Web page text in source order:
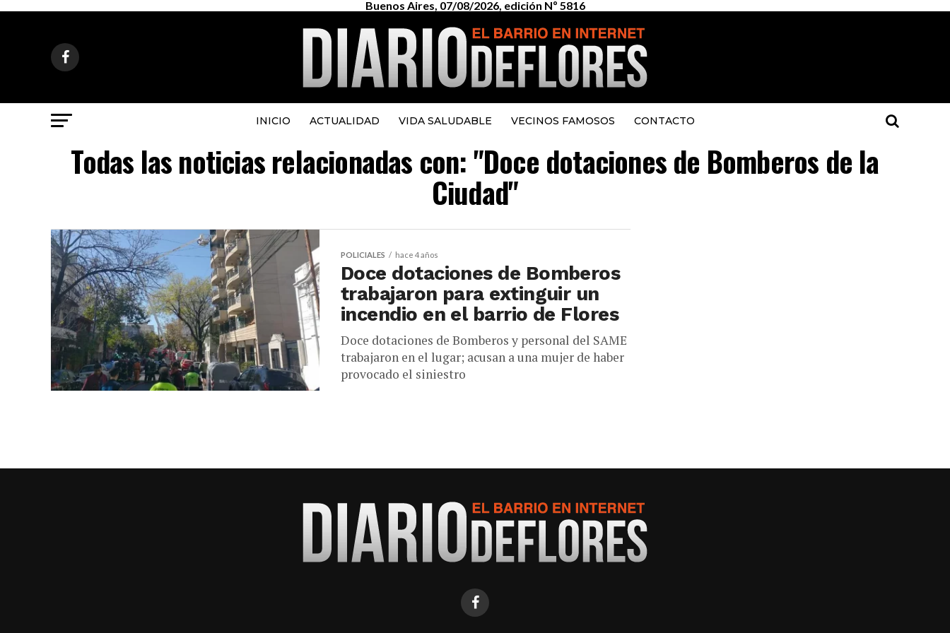
Buenos Aires, 07/08/2026, edición Nº 5816
INICIO ACTUALIDAD VIDA SALUDABLE VECINOS FAMOSOS CONTACTO
Todas las noticias relacionadas con: "Doce dotaciones de Bomberos de la
Ciudad"
POLICIALES hace 4 años
Doce dotaciones de Bomberos
trabajaron para extinguir un
incendio en el barrio de Flores
Doce dotaciones de Bomberos y personal del SAME
trabajaron en el lugar; acusan a una mujer de haber
provocado el siniestro